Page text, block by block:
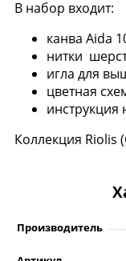
В набор входит:
канва Aida
нитки
игла для
цветная
инструкция
Коллекция Riolis
Производитель